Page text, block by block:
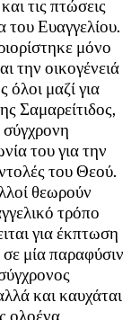
τις πτώσεις
του Ευαγγελίου.
μόνο
την οικογένειά
μαζί για
Σαμαρείτιδος,
του για την
του Θεού.
θεωρούν
τρόπο
για έκπτωση
μία παραφύσιν
και καυχάται
ολοένα